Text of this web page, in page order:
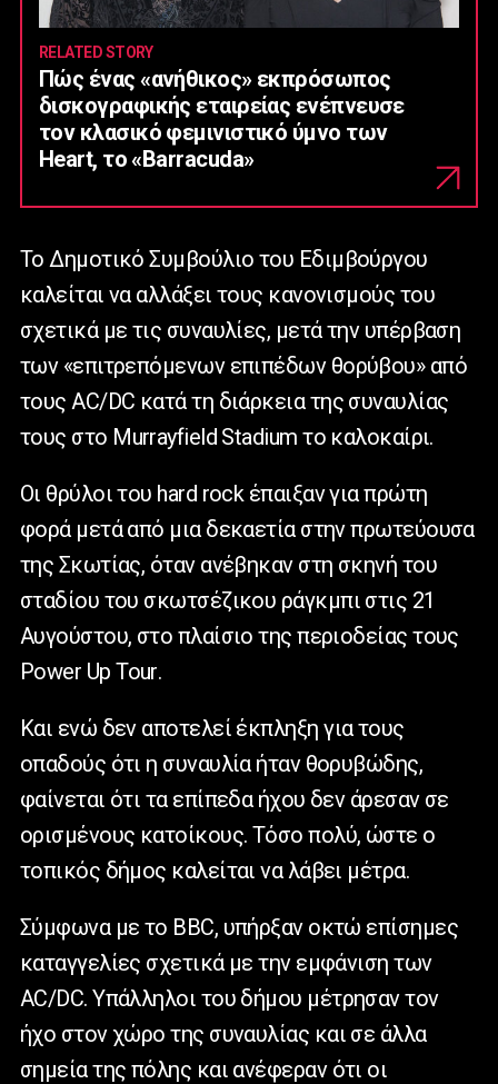
RELATED STORY
Πώς ένας «ανήθικος» εκπρόσωπος
δισκογραφικής εταιρείας ενέπνευσε
τον κλασικό φεμινιστικό ύμνο των
Heart, το «Barracuda»
Το Δημοτικό Συμβούλιο του Εδιμβούργου
καλείται να αλλάξει τους κανονισμούς του
σχετικά με τις συναυλίες, μετά την υπέρβαση
των «επιτρεπόμενων επιπέδων θορύβου» από
τουςAC/DC κατά τη διάρκεια της συναυλίας
τους στο Murrayfield Stadium το καλοκαίρι.
Οι θρύλοι του hard rockέπαιξαν για πρώτη
φορά μετά από μια δεκαετία στην πρωτεύουσα
της Σκωτίας, όταν ανέβηκαν στη σκηνή του
σταδίου του σκωτσέζικου ράγκμπι στις 21
Αυγούστου, στο πλαίσιο της περιοδείας τους
Power Up Tour.
Και ενώ δεν αποτελεί έκπληξη για τους
οπαδούς ότι η συναυλία ήταν θορυβώδης,
φαίνεται ότι τα επίπεδα ήχου δεν άρεσαν σε
ορισμένους κατοίκους. Τόσο πολύ, ώστε ο
τοπικός δήμος καλείται να λάβει μέτρα.
Σύμφωνα με το BBC, υπήρξαν οκτώ επίσημες
καταγγελίες σχετικά με την εμφάνιση των
AC/DC. Υπάλληλοι του δήμου μέτρησαν τον
ήχο στον χώρο της συναυλίας και σε άλλα
σημεία της πόλης και ανέφεραν ότι οι